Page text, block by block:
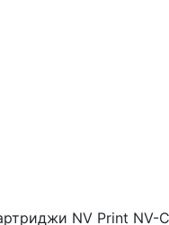
NV Print NV-